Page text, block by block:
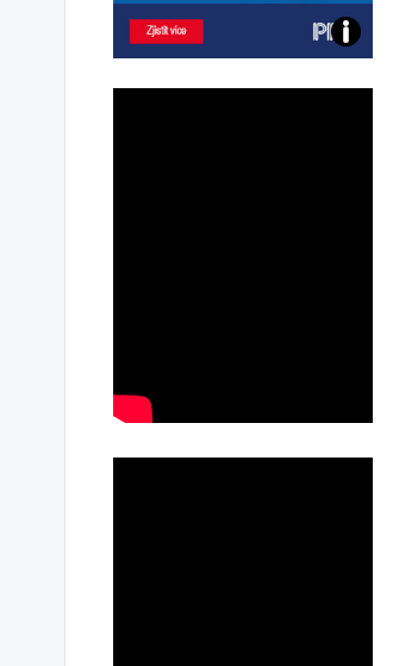
Poznejte